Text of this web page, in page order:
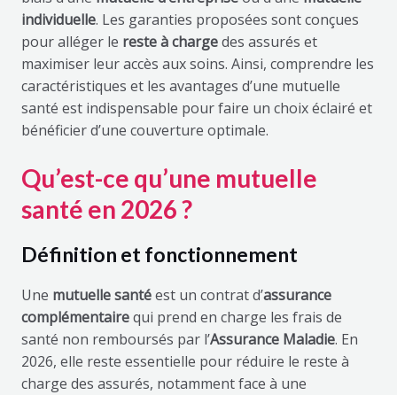
individuelle. Les garanties proposées sont conçues
pour alléger le reste à chargedes assurés et
maximiser leur accès aux soins. Ainsi, comprendre les
caractéristiques et les avantages d’une mutuelle
santé est indispensable pour faire un choix éclairé et
bénéficier d’une couverture optimale.
Qu’est-ce qu’une mutuelle
santé en 2026 ?
Définition et fonctionnement
Une mutuelle santéest un contrat d’assurance
complémentairequi prend en charge les frais de
santé non remboursés par l’Assurance Maladie. En
2026, elle reste essentielle pour réduire le reste à
charge des assurés, notamment face à une